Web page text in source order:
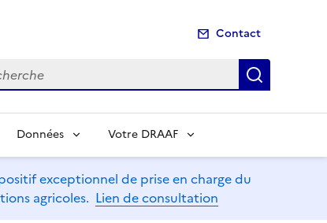
Contact
Données Votre DRAAF
exceptionnel de prise en charge du
agricoles. Lien de consultation